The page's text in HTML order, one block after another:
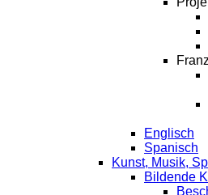
Englisch
Spanisch
Kunst, Musik,
Bildende